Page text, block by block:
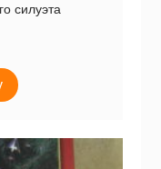
силуэта